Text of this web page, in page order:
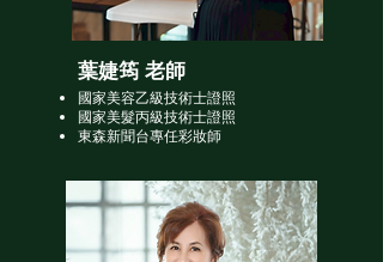
葉婕筠 老師
國家美容乙級技術士證照
國家美髮丙級技術士證照
東森新聞台專任彩妝師